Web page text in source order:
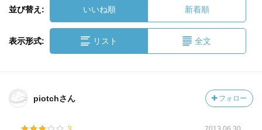
並び替え: いいね順 新着順
表示形式: リスト 全文
piotchさん フォロー